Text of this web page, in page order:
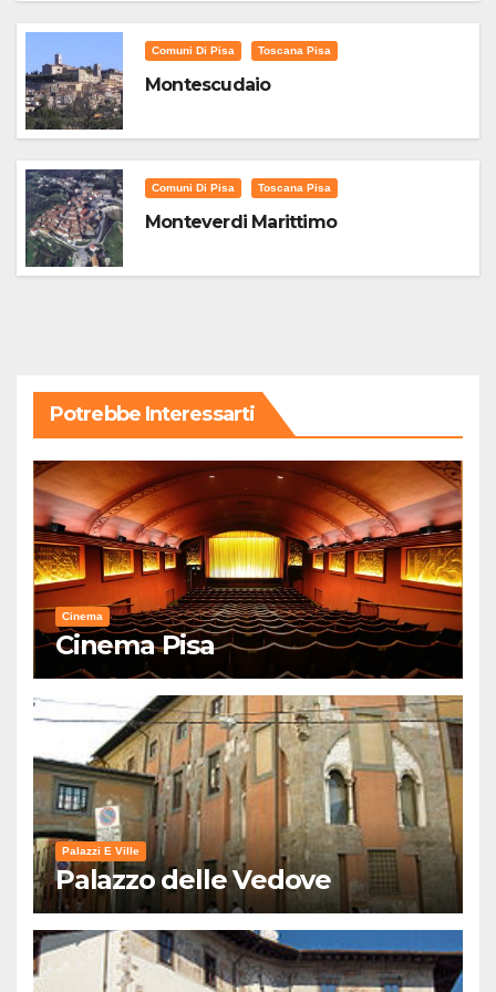
Comuni Di Pisa Toscana Pisa
Montescudaio
Comuni Di Pisa Toscana Pisa
Monteverdi Marittimo
Potrebbe Interessarti
Cinema
Cinema Pisa
Palazzi E Ville
Palazzo delle Vedove